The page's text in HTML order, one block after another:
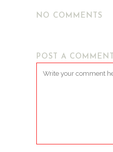
NO COMMENTS
POST A COMMENT